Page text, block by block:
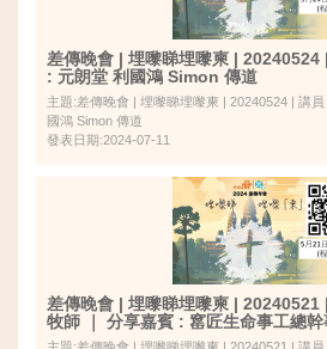
差傳晚會 | 埋嚟睇埋嚟柬 | 20240524
: 元朗堂 利國鴻 Simon 傳道
主題:差傳晚會 | 埋嚟睇埋嚟柬 | 20240524 | 講
國鴻 Simon 傳道
發表日期:2024-07-11
差傳晚會 | 埋嚟睇埋嚟柬 |
牧師 ｜ 分享嘉賓 : 窰匠生命事工總幹